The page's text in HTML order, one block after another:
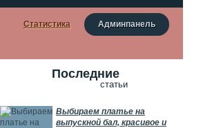
Админпанель
Статистика
Последние
статьи
Выбираем платье на
выпускной бал, красивое и